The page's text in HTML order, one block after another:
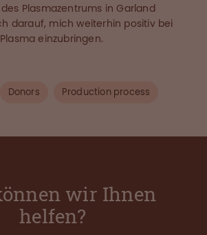
Plasmazentrums in Garland
darauf, mich weiterhin positiv bei
einzubringen.
Donors Production process
wir Ihnen
helfen?